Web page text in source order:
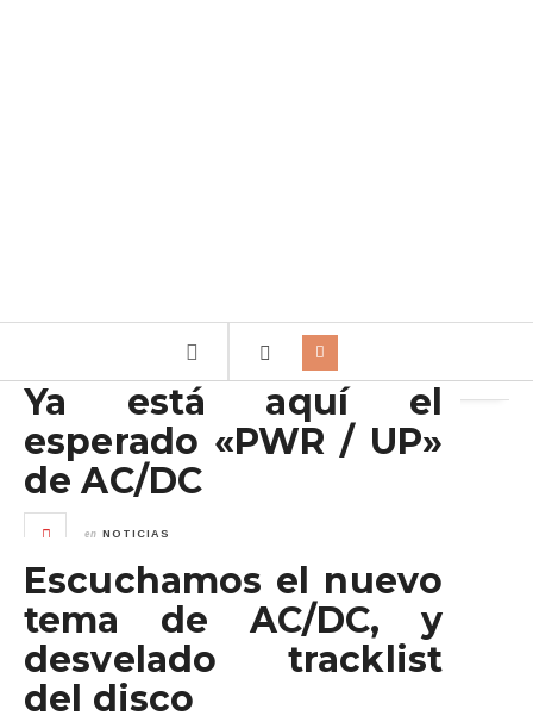
Ya está aquí el
esperado «PWR / UP»
de AC/DC
en NOTICIAS
Escuchamos el nuevo
tema de AC/DC, y
desvelado tracklist
del disco